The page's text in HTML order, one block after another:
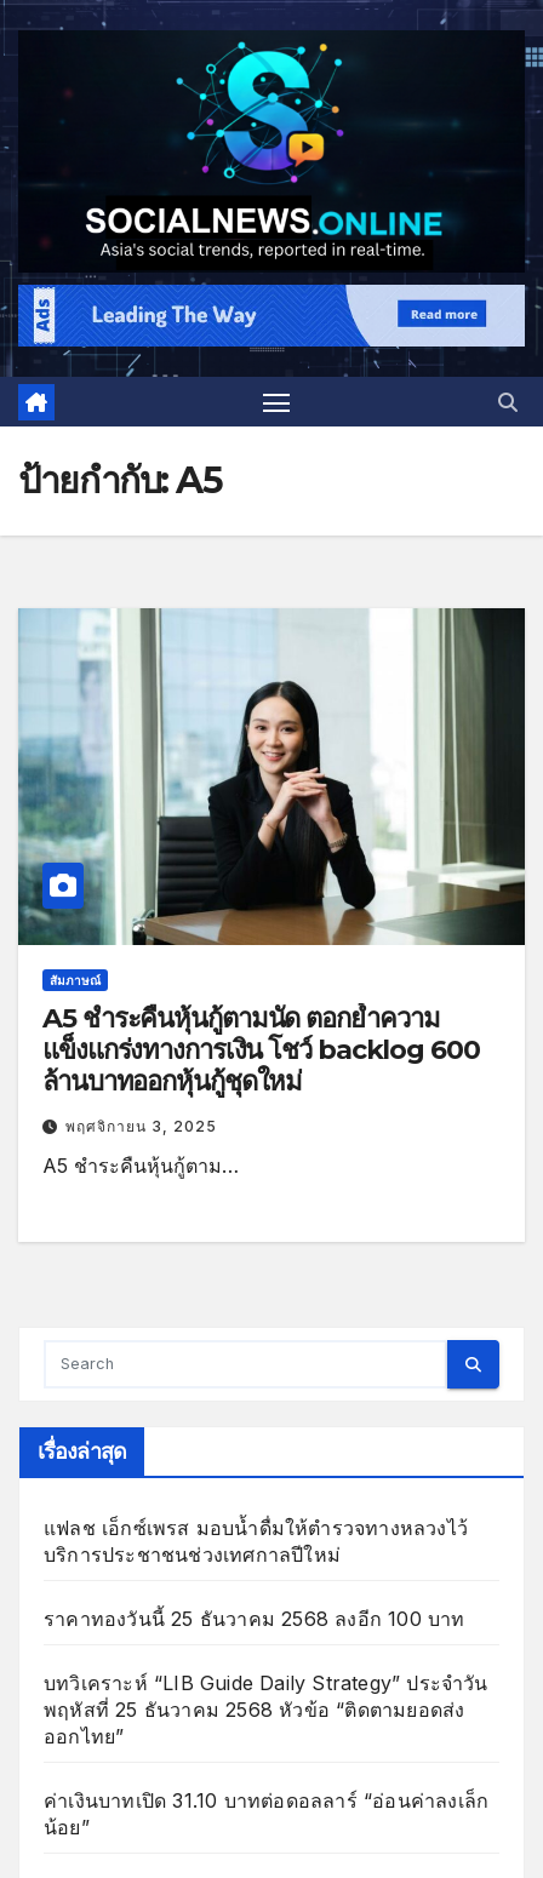
ป้ายกำกับ:A5
สัมภาษณ์
A5 ชำระคืนหุ้นกู้ตามนัด ตอกย้ำความ
แข็งแกร่งทางการเงิน โชว์ backlog 600
ล้านบาทออกหุ้นกู้ชุดใหม่
พฤศจิกายน 3, 2025
A5 ชำระคืนหุ้นกู้ตาม…
เรื่องล่าสุด
แฟลช เอ็กซ์เพรส มอบน้ำดื่มให้ตำรวจทางหลวงไว้
บริการประชาชนช่วงเทศกาลปีใหม่
ราคาทองวันนี้ 25 ธันวาคม 2568 ลงอีก 100 บาท
บทวิเคราะห์ “LIB Guide Daily Strategy” ประจำวัน
พฤหัสที่ 25 ธันวาคม 2568 หัวข้อ “ติดตามยอดส่ง
ออกไทย”
ค่าเงินบาทเปิด 31.10 บาทต่อดอลลาร์ “อ่อนค่าลงเล็ก
น้อย”